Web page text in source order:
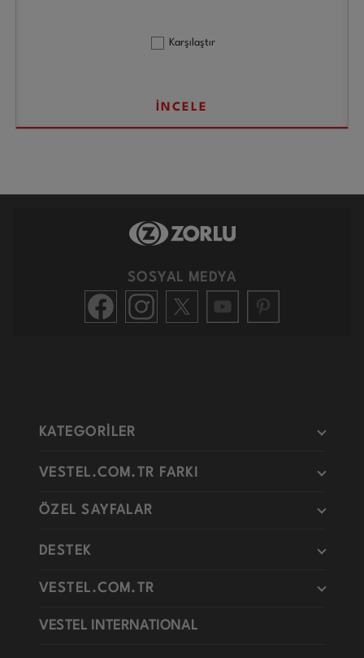
Karşılaştır
İNCELE
SOSYAL MEDYA
KATEGORİLER
VESTEL.COM.TR FARKI
ÖZEL SAYFALAR
DESTEK
VESTEL.COM.TR
VESTEL INTERNATIONAL